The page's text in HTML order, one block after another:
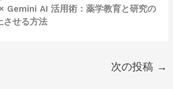
AI 活用術：薬学教育と研究の
させる方法
次の投稿 →